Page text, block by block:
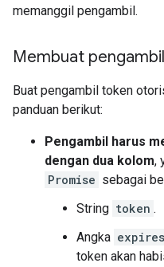
memanggil pengambil.
Membuat
Buat pengambil token
panduan berikut:
Pengambil harus
dengan dua kolom,
Promise sebagai
String token .
Angka
token akan